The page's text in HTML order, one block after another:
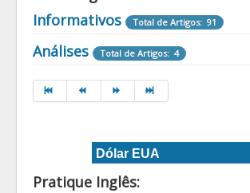
Informativos
Total de Artigos: 91
Destaques Informativos
Análises Total de Artigos: 4
Dólar EUA
Pratique Inglês: